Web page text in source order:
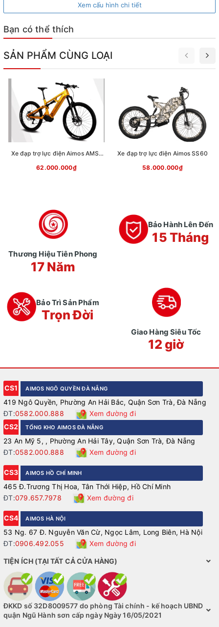
Xem cấu hình chi tiết
Bạn có thể thích
SẢN PHẨM CÙNG LOẠI
Xe đạp trợ lực điện Aimos AMS-
62.000.000₫
Xe đạp trợ lực điện Aimos SS60
58.000.000₫
Thương Hiệu Tiên Phong
17 Năm
Bảo Hành Lên Đến
15 Tháng
Bảo Trì Sản Phẩm
Trọn Đời
Giao Hàng Siêu Tốc
12 giờ
CS1 AIMOS NGÔ QUYỀN ĐÀ NẴNG
419 Ngô Quyền, Phường An Hải Bắc, Quận Sơn Trà, Đà Nẵng
ĐT:0582.000.888
Xem đường đi
CS2
TỔNG KHO AIMOS ĐÀ NẴNG
23 An Mỹ 5, , Phường An Hải Tây, Quận Sơn Trà, Đà Nẵng
ĐT:0582.000.888 Xem đường đi
CS3 AIMOS HỒ CHÍ MINH
465 Đ.Trương Thị Hoa, Tân Thới Hiệp, Hồ Chí Minh
ĐT:079.657.7978 Xem đường đi
CS4 AIMOS HÀ NỘI
53 Ng. 67 Đ. Nguyễn Văn Cừ, Ngọc Lâm, Long Biên, Hà Nội
ĐT:0906.492.055 Xem đường đi
TIỆN ÍCH (TẠI TẤT CẢ CỬA HÀNG)
ĐKKD số 32D8009577 do phòng Tài chính - kế hoạch UBND
quận Ngũ Hành sơn cấp ngày Ngày 16/05/2021